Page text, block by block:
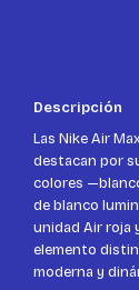
Descripción
Las Nike Air
destacan por
colores
de blanco
unidad Air roja
elemento
moderna y